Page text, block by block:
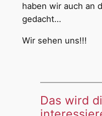
haben wir auch an
gedacht…
Wir sehen uns!!!
Das wird